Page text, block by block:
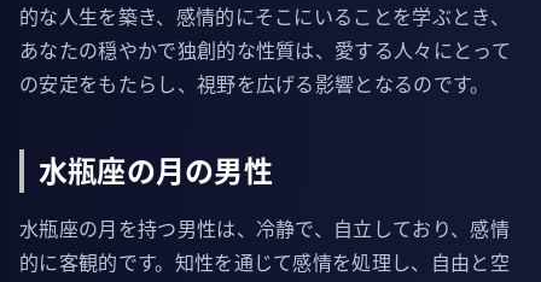
的な人生を築き、感情的にそこにいることを学ぶとき、
あなたの穏やかで独創的な性質は、愛する人々にとって
の安定をもたらし、視野を広げる影響となるのです。
水瓶座の月の男性
水瓶座の月を持つ男性は、冷静で、自立しており、感情
的に客観的です。知性を通じて感情を処理し、自由と空